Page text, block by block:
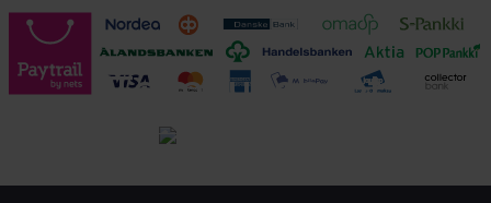
Toimitusehdot